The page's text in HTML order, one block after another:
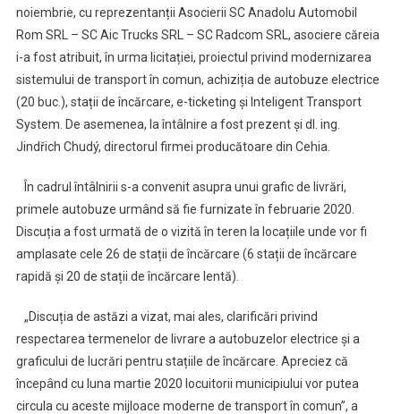
noiembrie, cu reprezentanții Asocierii SC Anadolu Automobil
Rom SRL – SC Aic Trucks SRL – SC Radcom SRL, asociere căreia
i-a fost atribuit, în urma licitației, proiectul privind modernizarea
sistemului de transport în comun, achiziția de autobuze electrice
(20 buc.), stații de încărcare, e-ticketing și Inteligent Transport
System. De asemenea, la întâlnire a fost prezent și dl. ing.
Jindřich Chudý, directorul firmei producătoare din Cehia.
În cadrul întâlnirii s-a convenit asupra unui grafic de livrări,
primele autobuze urmând să fie furnizate în februarie 2020.
Discuția a fost urmată de o vizită în teren la locațiile unde vor fi
amplasate cele 26 de stații de încărcare (6 stații de încărcare
rapidă și 20 de stații de încărcare lentă).
„Discuția de astăzi a vizat, mai ales, clarificări privind
respectarea termenelor de livrare a autobuzelor electrice și a
graficului de lucrări pentru stațiile de încărcare. Apreciez că
începând cu luna martie 2020 locuitorii municipiului vor putea
circula cu aceste mijloace moderne de transport în comun”, a